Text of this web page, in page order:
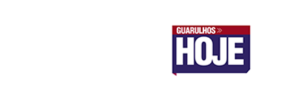
Guarulhos
Hoje